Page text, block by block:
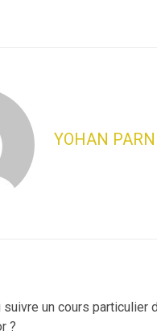
YOHAN
suivre un cours particulier
?